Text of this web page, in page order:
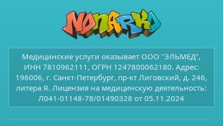
Медицинские услуги оказывает ООО "ЭЛЬМЕД",
ИНН 7810962111, ОГРН 1247800062180. Адрес:
196006, г. Санкт-Петербург, пр-кт Лиговский, д. 246,
литера Я. Лицензия на медицинскую деятельность:
Л041-01148-78/01490328 от 05.11.2024